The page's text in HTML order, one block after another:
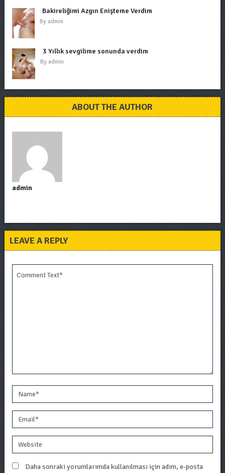
Bakireliğimi Azgın Enişteme Verdim
By admin
3 Yıllık sevgilime sonunda verdim
By admin
ABOUT THE AUTHOR
admin
LEAVE A REPLY
Daha sonraki yorumlarımda kullanılması için adım, e-posta